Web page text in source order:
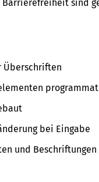
Barrierefreiheit sind
Überschriften
bei Eingabe
und Beschriftungen